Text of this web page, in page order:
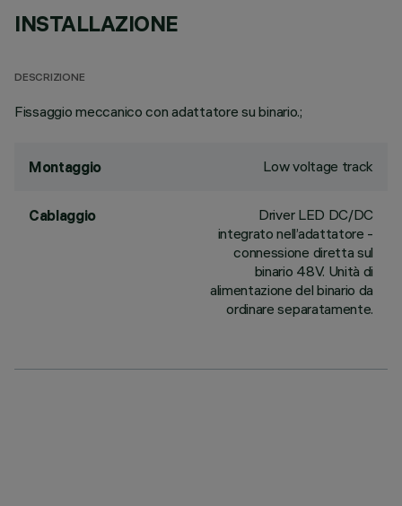
INSTALLAZIONE
DESCRIZIONE
Fissaggio meccanico con adattatore su binario.;
Montaggio Low voltage track
Cablaggio
Driver LED DC/DC
integrato nell’adattatore -
connessione diretta sul
binario 48V. Unità di
alimentazione del binario da
ordinare separatamente.